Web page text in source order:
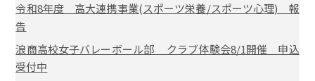
令和8年度 高大連携事業(スポーツ栄養/スポーツ心理) 報
告
浪商高校女子バレーボール部 クラブ体験会8/1開催 申込
受付中